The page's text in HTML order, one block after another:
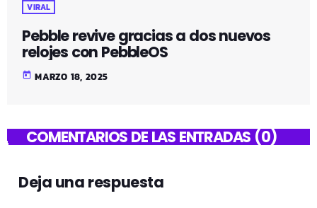
VIRAL
Pebble revive gracias a dos nuevos
relojes con PebbleOS
today MARZO 18, 2025
COMENTARIOS DE LAS ENTRADAS (0)
Deja una respuesta